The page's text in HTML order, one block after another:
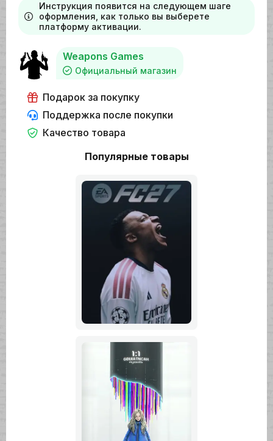
Популярные товары
Инструкция появится на следующем шаге
оформления, как только вы выберете
платформу активации.
Weapons Games
Официальный магазин
Подарок за покупку
Поддержка после покупки
Качество товара